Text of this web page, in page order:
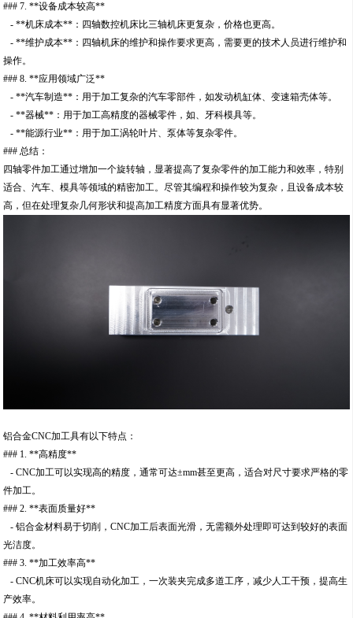
### 7. **设备成本较高**
- **机床成本**：四轴数控机床比三轴机床更复杂，价格也更高。
- **维护成本**：四轴机床的维护和操作要求更高，需要更的技术人员进行维护和
操作。
### 8. **应用领域广泛**
- **汽车制造**：用于加工复杂的汽车零部件，如发动机缸体、变速箱壳体等。
- **器械**：用于加工高精度的器械零件，如、牙科模具等。
- **能源行业**：用于加工涡轮叶片、泵体等复杂零件。
### 总结：
四轴零件加工通过增加一个旋转轴，显著提高了复杂零件的加工能力和效率，特别
适合、汽车、模具等领域的精密加工。尽管其编程和操作较为复杂，且设备成本较
高，但在处理复杂几何形状和提高加工精度方面具有显著优势。
铝合金CNC加工具有以下特点：
### 1. **高精度**
- CNC加工可以实现高的精度，通常可达±mm甚至更高，适合对尺寸要求严格的零
件加工。
### 2. **表面质量好**
- 铝合金材料易于切削，CNC加工后表面光滑，无需额外处理即可达到较好的表面
光洁度。
### 3. **加工效率高**
- CNC机床可以实现自动化加工，一次装夹完成多道工序，减少人工干预，提高生
产效率。